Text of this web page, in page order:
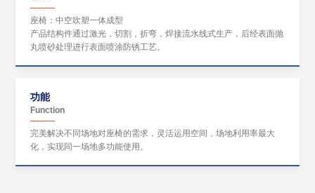
座椅：中空吹塑一体成型
产品结构件通过激光，切割，折弯，焊接流水线式生产，后经表面抛
丸喷砂处理进行表面喷涂防锈工艺。
功能
Function
完美解决不同场地对座椅的需求，灵活运用空间，场地利用率最大
化，实现同一场地多功能使用。